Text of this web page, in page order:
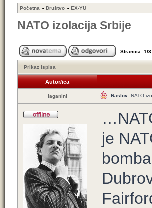
Početna » Društvo » EX-YU
NATO izolacija Srbije
Stranica: 1/3
Prikaz ispisa
Autor/ica
laganini Naslov: NATO
je